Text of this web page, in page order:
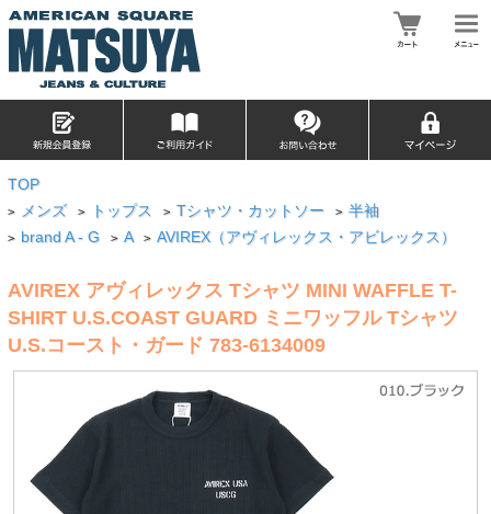
TOP
> メンズ > トップス > Tシャツ・カットソー > 半袖
> brand A - G > A > AVIREX（アヴィレックス・アビレックス）
AVIREX アヴィレックス Tシャツ MINI WAFFLE T-
SHIRT U.S.COAST GUARD ミニワッフル Tシャツ
U.S.コースト・ガード 783-6134009